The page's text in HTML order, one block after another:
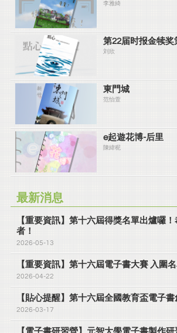
李雅綺
第22届时报金犊奖
刘欣
東門城
范怡萱
e起遊花博-后里
陳緯秜
最新消息
【重要資訊】第十六屆得獎名單出爐囉
者！
2026-05-13
【重要資訊】第十六屆電子書大賽 入圍名
2026-04-22
【貼心提醒】第十六屆全國教育盃電子
2026-03-17